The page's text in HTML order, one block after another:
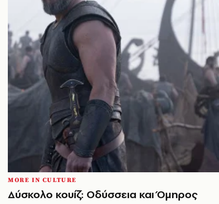
MORE IN CULTURE
Δύσκολο κουίζ: Οδύσσεια και Όμηρος